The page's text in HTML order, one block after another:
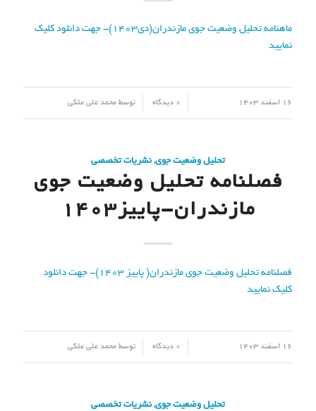
ماهنامه تحلیل وضعیت جوی مازندران(دی1403)- جهت دانلود کلیک
نمایید
16 اسفند 1403 0 دیدگاه توسطمحمد علی ملکی
تحلیل وضعیت جوی,نشریات تخصصی
فصلنامه تحلیل وضعیت جوی
مازندران-پاییز۱۴۰۳
فصلنامه تحلیل وضعیت جوی مازندران( پاییز ۱۴۰۳)- جهت دانلود
کلیک نمایید
16 اسفند 1403 0 دیدگاه توسطمحمد علی ملکی
تحلیل وضعیت جوی,نشریات تخصصی